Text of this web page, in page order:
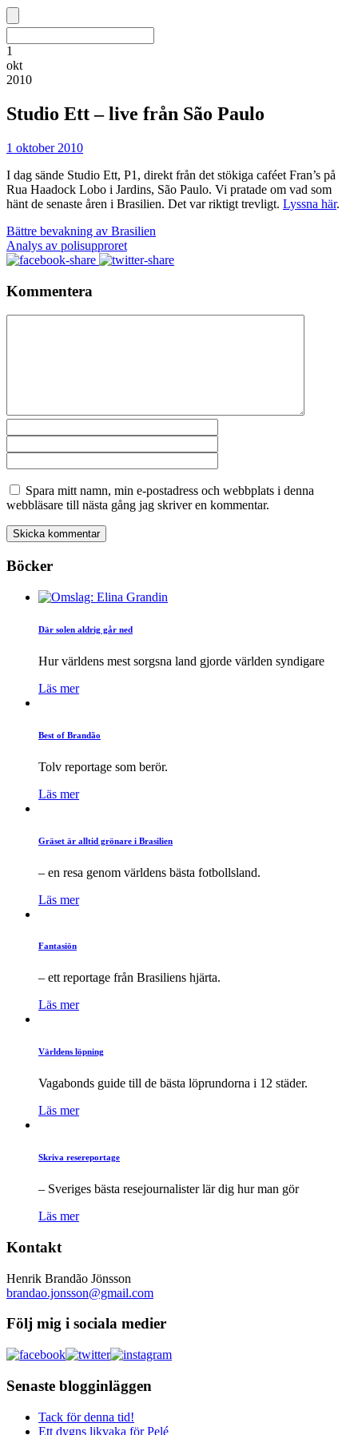
1
okt
2010
Studio Ett – live från São Paulo
1 oktober 2010
I dag sände Studio Ett, P1, direkt från det stökiga caféet Fran’s på
Rua Haadock Lobo i Jardins, São Paulo. Vi pratade om vad som
hänt de senaste åren i Brasilien. Det var riktigt trevligt. Lyssna här.
Bättre bevakning av Brasilien
Analys av polisupproret
Kommentera
Spara mitt namn, min e-postadress och webbplats i denna
webbläsare till nästa gång jag skriver en kommentar.
Böcker
Där solen aldrig går ned
Hur världens mest sorgsna land gjorde världen syndigare
Läs mer
Best of Brandão
Tolv reportage som berör.
Läs mer
Gräset är alltid grönare i Brasilien
– en resa genom världens bästa fotbollsland.
Läs mer
Fantasiön
– ett reportage från Brasiliens hjärta.
Läs mer
Världens löpning
Vagabonds guide till de bästa löprundorna i 12 städer.
Läs mer
Skriva resereportage
– Sveriges bästa resejournalister lär dig hur man gör
Läs mer
Kontakt
Henrik Brandão Jönsson
brandao.jonsson@gmail.com
Följ mig i sociala medier
Senaste blogginläggen
Tack för denna tid!
Ett dygns likvaka för Pelé